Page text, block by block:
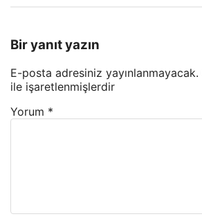
Bir yanıt yazın
E-posta adresiniz yayınlanmayacak.
ile işaretlenmişlerdir
Yorum *